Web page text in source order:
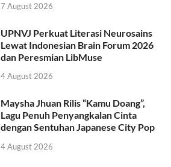
7 August 2026
UPNVJ Perkuat Literasi Neurosains
Lewat Indonesian Brain Forum 2026
dan Peresmian LibMuse
4 August 2026
Maysha Jhuan Rilis “Kamu Doang”,
Lagu Penuh Penyangkalan Cinta
dengan Sentuhan Japanese City Pop
4 August 2026